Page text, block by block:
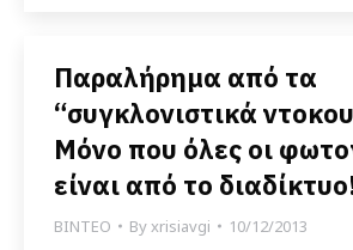
Παραλήρημα από τα
“συγκλονιστικά
Μόνο που όλες οι
είναι από το
ΒΙΝΤΕΟ Byxrisiavgi 10/12/2013